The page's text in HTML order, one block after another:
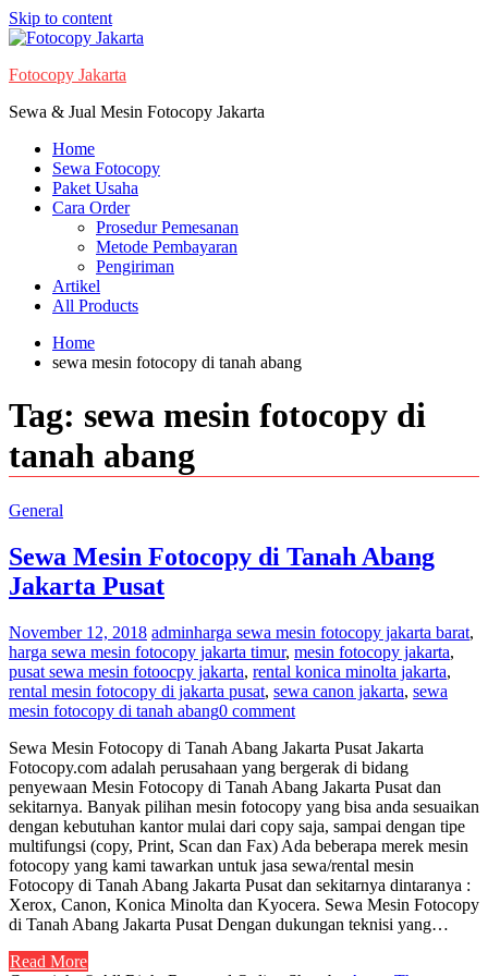
Skip to content
Fotocopy Jakarta
Sewa & Jual Mesin Fotocopy Jakarta
Home
Sewa Fotocopy
Paket Usaha
Cara Order
Prosedur Pemesanan
Metode Pembayaran
Pengiriman
Artikel
All Products
Home
sewa mesin fotocopy di tanah abang
Tag: sewa mesin fotocopy di
tanah abang
General
Sewa Mesin Fotocopy di Tanah Abang
Jakarta Pusat
November 12, 2018 adminharga sewa mesin fotocopy jakarta barat,
harga sewa mesin fotocopy jakarta timur, mesin fotocopy jakarta,
pusat sewa mesin fotoocpy jakarta, rental konica minolta jakarta,
rental mesin fotocopy di jakarta pusat, sewa canon jakarta, sewa
mesin fotocopy di tanah abang0 comment
Sewa Mesin Fotocopy di Tanah Abang Jakarta Pusat Jakarta
Fotocopy.com adalah perusahaan yang bergerak di bidang
penyewaan Mesin Fotocopy di Tanah Abang Jakarta Pusat dan
sekitarnya. Banyak pilihan mesin fotocopy yang bisa anda sesuaikan
dengan kebutuhan kantor mulai dari copy saja, sampai dengan tipe
multifungsi (copy, Print, Scan dan Fax) Ada beberapa merek mesin
fotocopy yang kami tawarkan untuk jasa sewa/rental mesin
Fotocopy di Tanah Abang Jakarta Pusat dan sekitarnya dintaranya :
Xerox, Canon, Konica Minolta dan Kyocera. Sewa Mesin Fotocopy
di Tanah Abang Jakarta Pusat Dengan dukungan teknisi yang…
Read More